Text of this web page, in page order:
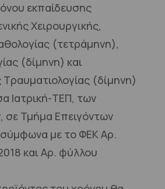
εκπαίδευσης
Χειρουργικής,
(τετράμηνη),
(δίμηνη) και
(δίμηνη)
Ιατρική-ΤΕΠ, των
σε Τμήμα Επειγόντων
σύμφωνα με το ΦΕΚ Αρ.
και Αρ. φύλλου